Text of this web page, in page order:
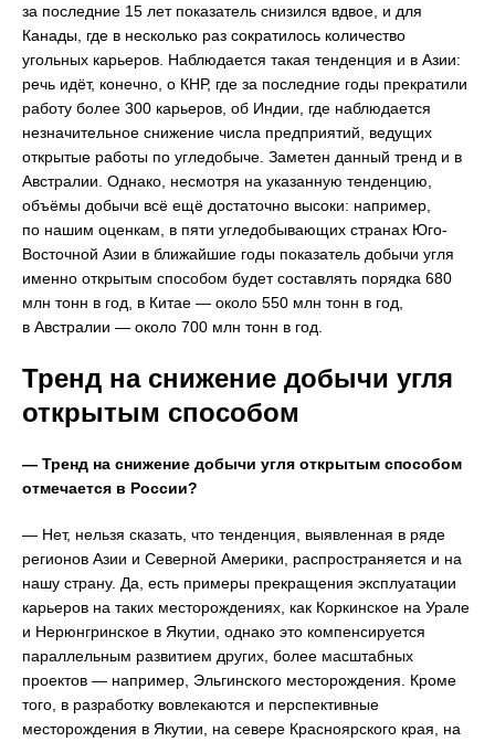
за последние 15 лет показатель снизился вдвое, и для
Канады, где в несколько раз сократилось количество
угольных карьеров. Наблюдается такая тенденция и в Азии:
речь идёт, конечно, о КНР, где за последние годы прекратили
работу более 300 карьеров, об Индии, где наблюдается
незначительное снижение числа предприятий, ведущих
открытые работы по угледобыче. Заметен данный тренд и в
Австралии. Однако, несмотря на указанную тенденцию,
объёмы добычи всё ещё достаточно высоки: например,
по нашим оценкам, в пяти угледобывающих странах Юго-
Восточной Азии в ближайшие годы показатель добычи угля
именно открытым способом будет составлять порядка 680
млн тонн в год, в Китае — около 550 млн тонн в год,
в Австралии — около 700 млн тонн в год.
Тренд на снижение добычи угля
открытым способом
— Тренд на снижение добычи угля открытым способом
отмечается в России?
— Нет, нельзя сказать, что тенденция, выявленная в ряде
регионов Азии и Северной Америки, распространяется и на
нашу страну. Да, есть примеры прекращения эксплуатации
карьеров на таких месторождениях, как Коркинское на Урале
и Нерюнгринское в Якутии, однако это компенсируется
параллельным развитием других, более масштабных
проектов — например, Эльгинского месторождения. Кроме
того, в разработку вовлекаются и перспективные
месторождения в Якутии, на севере Красноярского края, на